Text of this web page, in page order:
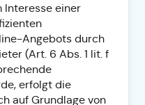
Interesse einer
Angebots durch
(Art. 6 Abs. 1 lit. f
erfolgt die
auf Grundlage von